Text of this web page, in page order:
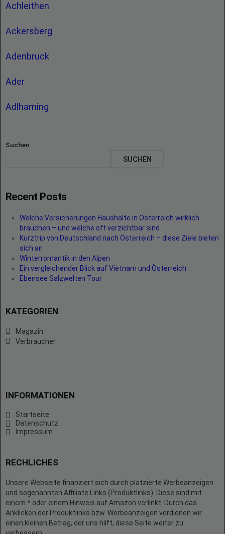
Achleithen
Ackersberg
Adenbruck
Ader
Adlhaming
Suchen
SUCHEN
Recent Posts
Welche Versicherungen Haushalte in Österreich wirklich
brauchen – und welche oft verzichtbar sind
Kurztrip von Deutschland nach Österreich – diese Ziele bieten
sich an
Winterromantik in den Alpen
Ein vergleichender Blick auf Vietnam und Österreich
Ebensee Salzwelten Tour
KATEGORIEN
Magazin
Verbraucher
INFORMATIONEN
Startseite
Datenschutz
Impressum
RECHLICHES
Unsere Webseite finanziert sich durch platzierte Werbeanzeigen
und sogenannten Affiliate Links (Produktlinks). Diese sind mit
einem * oder einem Hinweis auf Amazon verlinkt. Durch das
Anklicken der Produktlinks bzw. Werbeanzeigen verdienen wir
einen kleinen Betrag, der uns hilft, diese Seite weiter zu